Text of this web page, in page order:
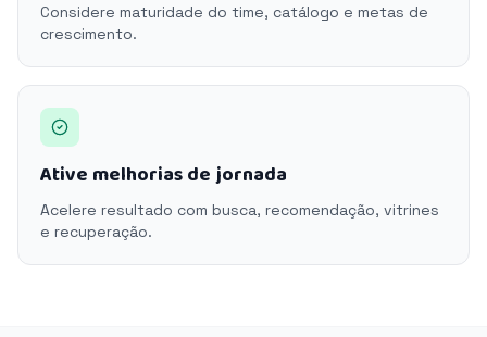
Considere maturidade do time, catálogo e metas de
crescimento.
Ative melhorias de jornada
Acelere resultado com busca, recomendação, vitrines
e recuperação.